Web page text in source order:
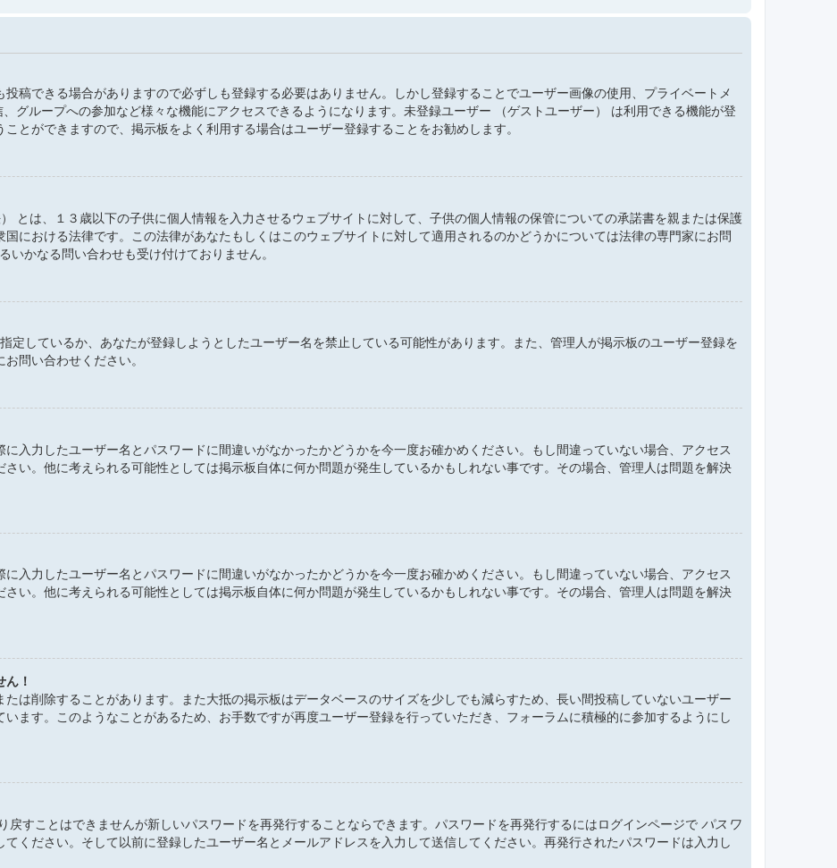
稿できる場合がありますので必ずしも登録する必要はありません。しかし登録することでユーザー画像の使用、プライベートメ
グループへの参加など様々な機能にアクセスできるようになります。未登録ユーザー （ゲストユーザー） は利用できる機能が登
とができますので、掲示板をよく利用する場合はユーザー登録することをお勧めします。
とは、１３歳以下の子供に個人情報を入力させるウェブサイトに対して、子供の個人情報の保管についての承諾書を親または保護
における法律です。この法律があなたもしくはこのウェブサイトに対して適用されるのかどうかについては法律の専門家にお問
かなる問い合わせも受け付けておりません。
定しているか、あなたが登録しようとしたユーザー名を禁止している可能性があります。また、管理人が掲示板のユーザー登録を
問い合わせください。
入力したユーザー名とパスワードに間違いがなかったかどうかを今一度お確かめください。もし間違っていない場合、アクセス
い。他に考えられる可能性としては掲示板自体に何か問題が発生しているかもしれない事です。その場合、管理人は問題を解決
入力したユーザー名とパスワードに間違いがなかったかどうかを今一度お確かめください。もし間違っていない場合、アクセス
い。他に考えられる可能性としては掲示板自体に何か問題が発生しているかもしれない事です。その場合、管理人は問題を解決
！
は削除することがあります。また大抵の掲示板はデータベースのサイズを少しでも減らすため、長い間投稿していないユーザー
ます。このようなことがあるため、お手数ですが再度ユーザー登録を行っていただき、フォーラムに積極的に参加するようにし
戻すことはできませんが新しいパスワードを再発行することならできます。パスワードを再発行するにはログインページで パスワ
てください。そして以前に登録したユーザー名とメールアドレスを入力して送信してください。再発行されたパスワードは入力し